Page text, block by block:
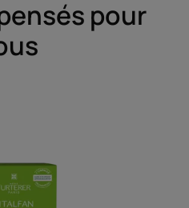
pour
cheveux
affaiblis